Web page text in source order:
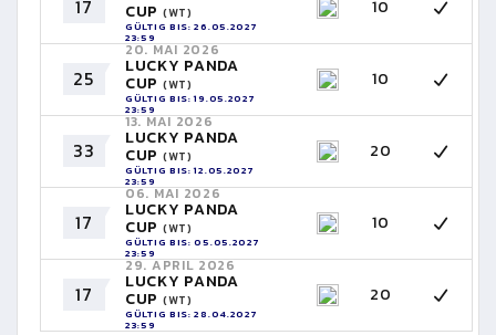
17 CUP (WT)
GÜLTIG BIS: 26.05.2027
23:59
10
25
20. MAI 2026
LUCKY PANDA
CUP (WT)
GÜLTIG BIS: 19.05.2027
23:59
10
33
13. MAI 2026
LUCKY PANDA
CUP (WT)
GÜLTIG BIS: 12.05.2027
23:59
20
17
06. MAI 2026
LUCKY PANDA
CUP (WT)
GÜLTIG BIS: 05.05.2027
23:59
10
17
29. APRIL 2026
LUCKY PANDA
CUP (WT)
GÜLTIG BIS: 28.04.2027
23:59
20